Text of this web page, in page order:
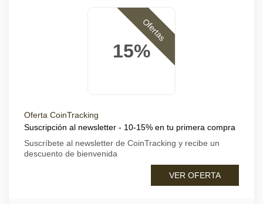
15%
Ofertas
Oferta CoinTracking
Suscripción al newsletter - 10-15% en tu primera compra
Suscríbete al newsletter de CoinTracking y recibe un
descuento de bienvenida
VER OFERTA